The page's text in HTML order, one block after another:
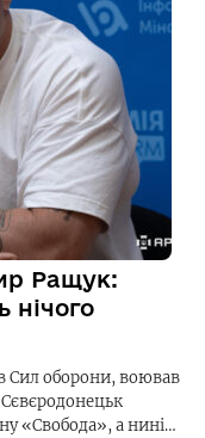
Ращук:
нічого
Сил оборони, воював
«Свобода», а нині…